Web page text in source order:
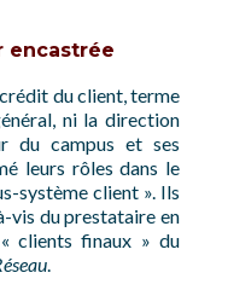
encastrée
du client, terme
ni la direction
du campus et ses
leurs rôles dans le
système client ». Ils
vis du prestataire en
clients finaux » du
.